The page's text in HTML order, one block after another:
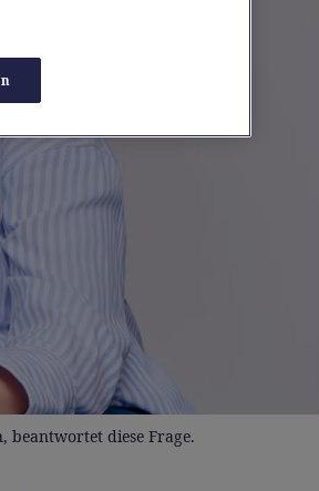
beantwortet diese Frage.